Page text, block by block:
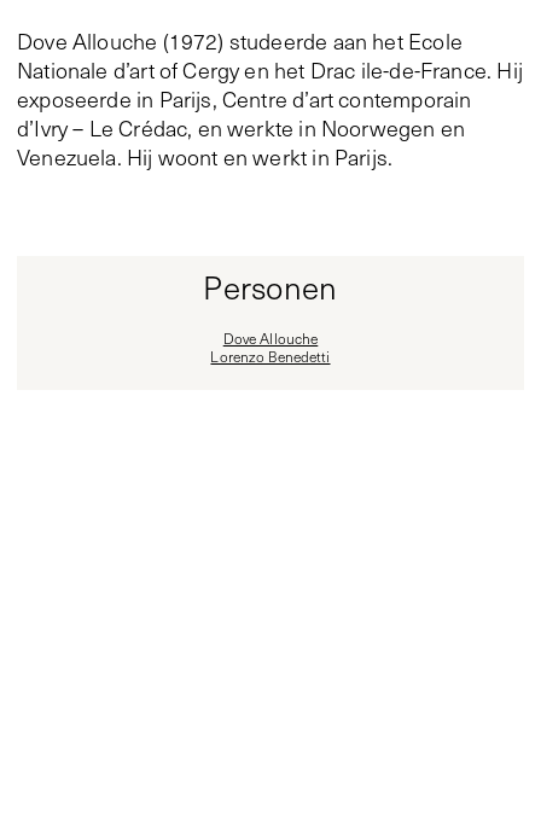
Dove Allouche (1972) studeerde aan het Ecole
Nationale d’art of Cergy en het Drac ile-de-France. Hij
exposeerde in Parijs, Centre d’art contemporain
d’Ivry – Le Crédac, en werkte in Noorwegen en
Venezuela. Hij woont en werkt in Parijs.
Personen
Dove Allouche
Lorenzo Benedetti